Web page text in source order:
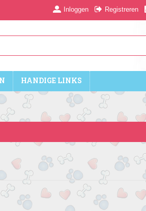
Inloggen Registreren
HANDIGE LINKS